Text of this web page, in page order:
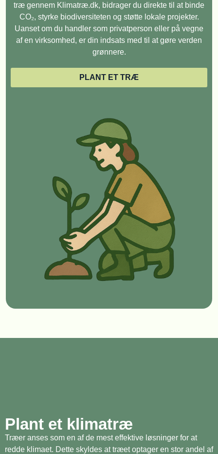
træ gennem Klimatræ.dk, bidrager du direkte til at binde
CO₂, styrke biodiversiteten og støtte lokale projekter.
Uanset om du handler som privatperson eller på vegne
af en virksomhed, er din indsats med til at gøre verden
grønnere.
PLANT ET TRÆ
Plant et klimatræ
Træer anses som en af de mest effektive løsninger for at
redde klimaet. Dette skyldes at træet optager en stor andel af